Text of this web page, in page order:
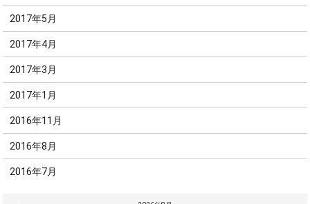
2017年5月
2017年4月
2017年3月
2017年1月
2016年11月
2016年8月
2016年7月